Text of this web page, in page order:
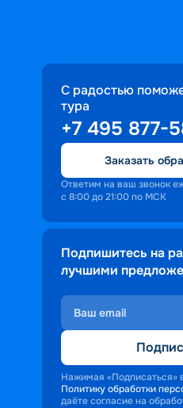
С радостью
тура
+7 495 877-
Заказать
Ответим на ваш звонок
с 8:00 до 21:00 по МСК
Подпишитесь на
лучшими
Нажимая «Подписаться»
Политику обработки
даёте согласие на